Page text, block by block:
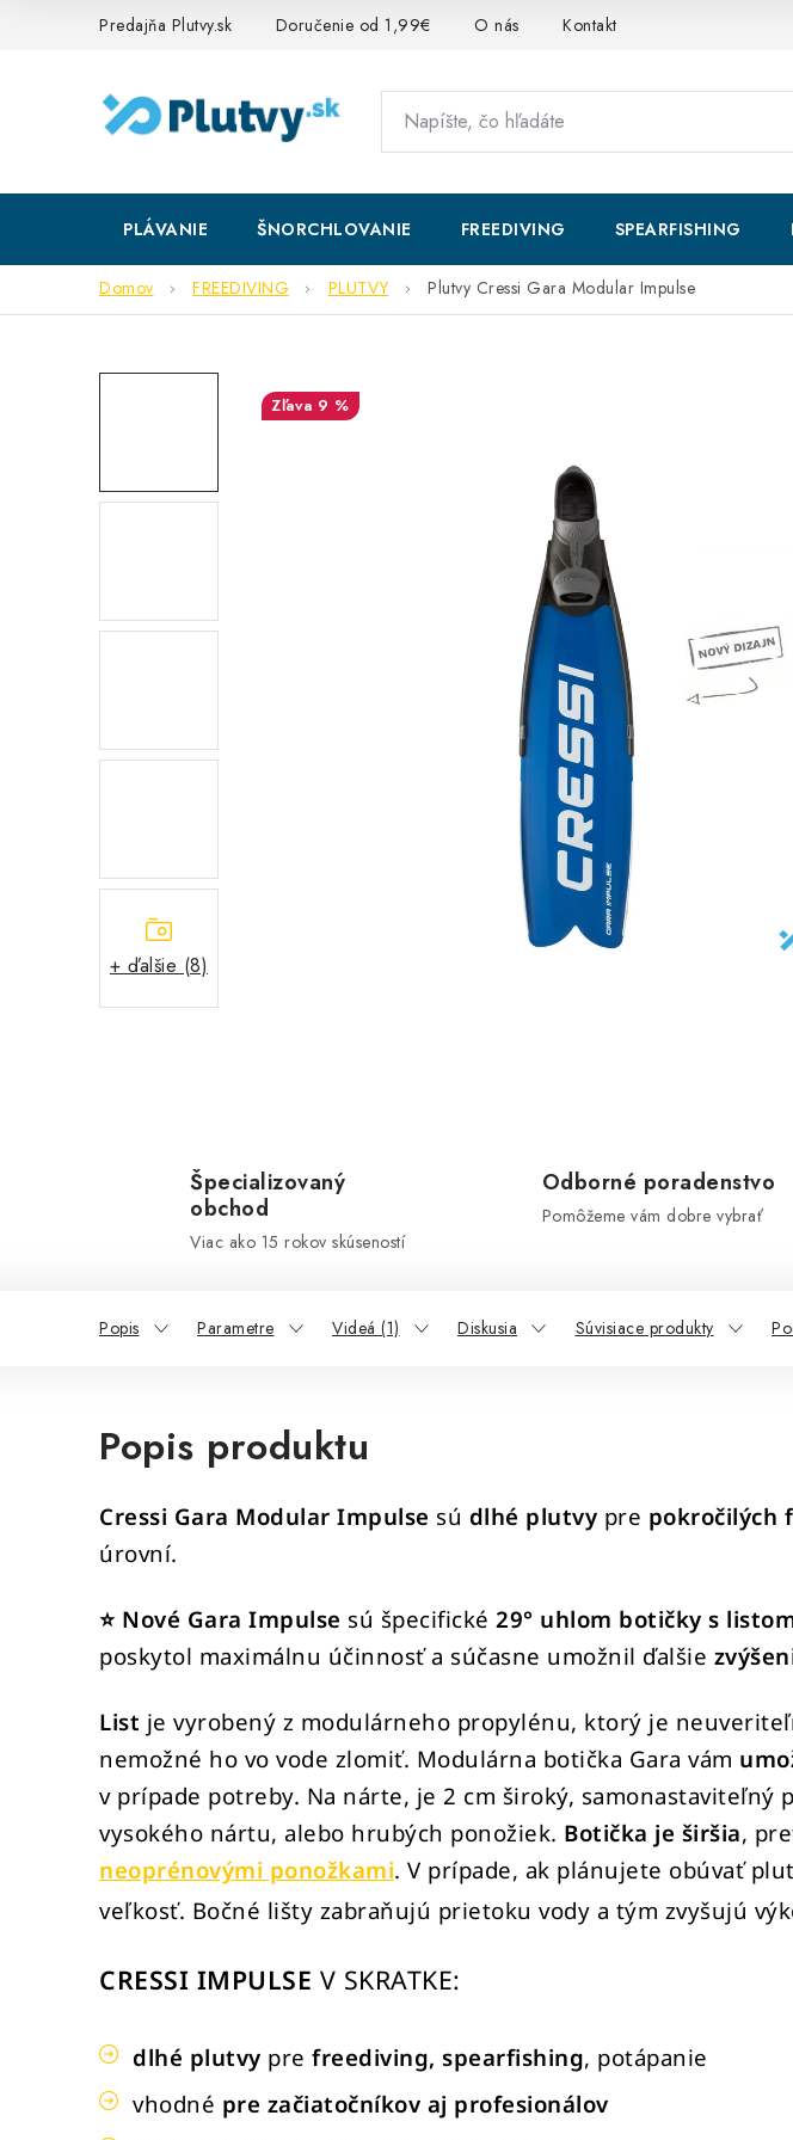
Predajňa Plutvy.sk Doručenie od 1,99€ O nás Kontakt
PLÁVANIE ŠNORCHLOVANIE FREEDIVING SPEARFISHING
Domov FREEDIVING PLUTVY Plutvy Cressi Gara Modular Impulse
+ ďalšie (8)
9 %
Špecializovaný
obchod
Viac ako 15 rokov skúseností
Odborné poradenstvo
Pomôžeme vám dobre vybrať
Popis Parametre Videá (1) Diskusia Súvisiace produkty
Popis produktu
Cressi Gara Modular Impulse sú dlhé plutvy pre pokročilých
úrovní.
⭐ Nové Gara Impulse sú špecifické 29° uhlom botičky s
poskytol maximálnu účinnosť a súčasne umožnil ďalšie
List je vyrobený z modulárneho propylénu, ktorý je
nemožné ho vo vode zlomiť. Modulárna botička Gara vám
v prípade potreby. Na nárte, je 2 cm široký,
vysokého nártu, alebo hrubých ponožiek. Botička je širšia,
neoprénovými ponožkami. V prípade, ak plánujete obúvať
veľkosť. Bočné lišty zabraňujú prietoku vody a tým zvyšujú
CRESSI IMPULSE V SKRATKE:
dlhé plutvy pre freediving, spearfishing, potápanie
vhodné pre začiatočníkov aj profesionálov